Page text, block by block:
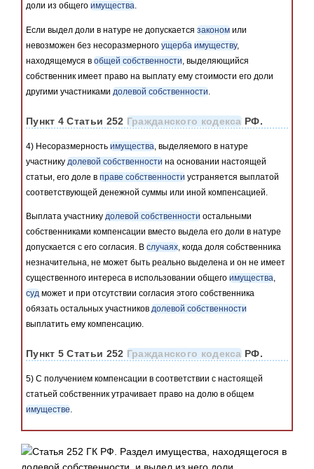
доли из общего имущества.
Если выдел доли в натуре не допускается законом или
невозможен без несоразмерного ущерба имуществу,
находящемуся в общей собственности , выделяющийся
собственник имеет право на выплату ему стоимости его доли
другими участниками долевой собственности
Пункт 4 Статьи 252 Гражданского кодекса РФ.
4) Несоразмерность имущества, выделяемого в натуре
участнику долевой собственности на основании настоящей
статьи, его доле в праве собственности устраняется выплатой
соответствующей денежной суммы или иной компенсацией.
Выплата участнику долевой собственности остальными
собственниками компенсации вместо выдела его доли в натуре
допускается с его согласия. В случаях, когда доля собственника
незначительна, не может быть реально выделена и он не имеет
существенного интереса в использовании общего имущества,
суд может и при отсутствии согласия этого собственника
обязать остальных участников долевой собственности
выплатить ему компенсацию.
Пункт 5 Статьи 252 Гражданского кодекса РФ.
5) С получением компенсации в соответствии с настоящей
статьей собственник утрачивает право на долю в общем
имуществе.